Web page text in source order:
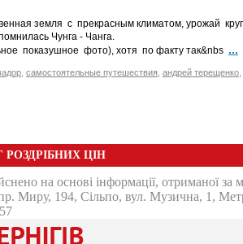
земля с прекрасным климатом, урожай
Чунга - Чанга.
показушное фото), хотя по факту так&nbs ...
самостоятельные путешествия андрей терещенко